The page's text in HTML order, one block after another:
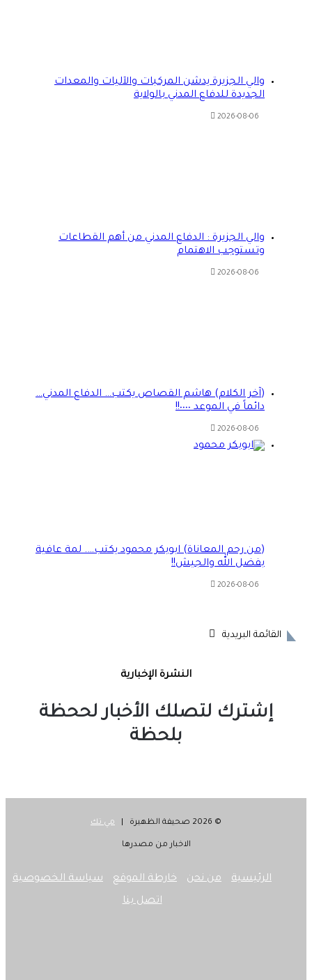
والي الجزيرة يدشن المركبات والآليات والمعدات
الجديدة للدفاع المدني بالولاية
2026-08-06
والي الجزيرة : الدفاع المدني من أهم القطاعات
وتستوجب الاهتمام
2026-08-06
(آخر الكلام) هاشم القصاص يكتب… الدفاع المدني…
دائماً في الموعد ٠٠٠٠!!
2026-08-06
(من رحم المعاناة) ابوبكر محمود يكتب…. لمة عافية
بفضل الله والجيش!!
2026-08-06
القائمة البريدية
النشرة الإخبارية
إشترك لتصلك الأخبار لححظة
بلحظة
مي تك
الاخبار من مصدرها
الرئيسية من نحن خارطة الموقع
سياسة الخصوصية
اتصل بنا